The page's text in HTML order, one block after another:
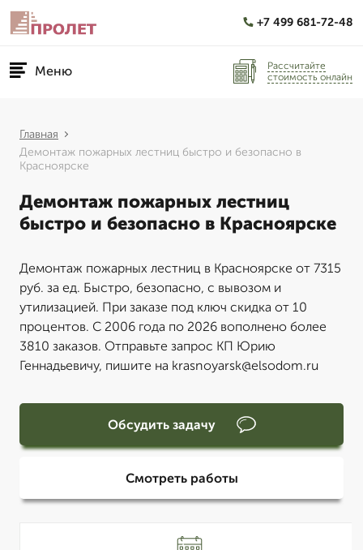
+7 499 681-72-48
Меню
Рассчитайте
стоимость онлайн
Главная
Демонтаж пожарных лестниц быстро и безопасно в
Красноярске
Демонтаж пожарных лестниц
быстро и безопасно в Красноярске
Демонтаж пожарных лестниц в Красноярске от 7315
руб. за ед. Быстро, безопасно, с вывозом и
утилизацией. При заказе под ключ скидка от 10
процентов. С 2006 года по 2026 вополнено более
3810 заказов. Отправьте запрос КП Юрию
Геннадьевичу, пишите на krasnoyarsk@elsodom.ru
Обсудить задачу
Смотреть работы